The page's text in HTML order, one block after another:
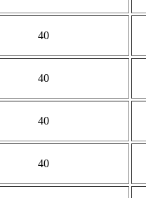
40
40
40
40